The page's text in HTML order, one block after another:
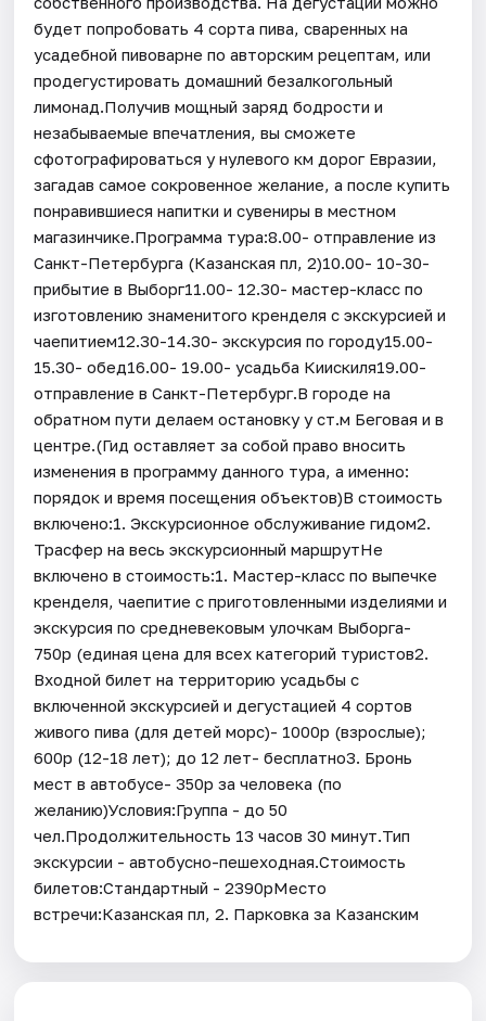
будет попробовать 4 сорта пива, сваренных на
усадебной пивоварне по авторским рецептам, или
продегустировать домашний безалкогольный
лимонад.Получив мощный заряд бодрости и
незабываемые впечатления, вы сможете
сфотографироваться у нулевого км дорог Евразии,
загадав самое сокровенное желание, а после купить
понравившиеся напитки и сувениры в местном
магазинчике.Программа тура:8.00- отправление из
Санкт-Петербурга (Казанская пл, 2)10.00- 10-30-
прибытие в Выборг11.00- 12.30- мастер-класс по
изготовлению знаменитого кренделя с экскурсией и
чаепитием12.30-14.30- экскурсия по городу15.00-
15.30- обед16.00- 19.00- усадьба Киискиля19.00-
отправление в Санкт-Петербург.В городе на
обратном пути делаем остановку у ст.м Беговая и в
центре.(Гид оставляет за собой право вносить
изменения в программу данного тура, а именно:
порядок и время посещения объектов)В стоимость
включено:1. Экскурсионное обслуживание гидом2.
Трасфер на весь экскурсионный маршрутНе
включено в стоимость:1. Мастер-класс по выпечке
кренделя, чаепитие с приготовленными изделиями и
экскурсия по средневековым улочкам Выборга-
750р (единая цена для всех категорий туристов2.
Входной билет на территорию усадьбы с
включенной экскурсией и дегустацией 4 сортов
живого пива (для детей морс)- 1000р (взрослые);
600р (12-18 лет); до 12 лет- бесплатно3. Бронь
мест в автобусе- 350р за человека (по
желанию)Условия:Группа - до 50
чел.Продолжительность 13 часов 30 минут.Тип
экскурсии - автобусно-пешеходная.Стоимость
билетов:Стандартный - 2390рМесто
встречи:Казанская пл, 2. Парковка за Казанским